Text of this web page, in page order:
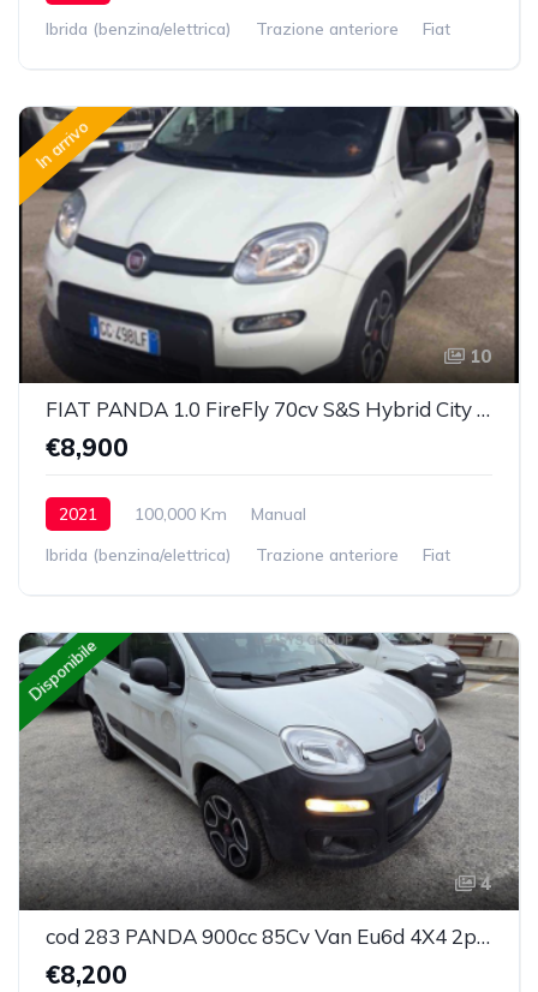
Ibrida (benzina/elettrica)
Trazione anteriore Fiat
In arrivo
10
FIAT PANDA 1.0 FireFly 70cv S&S Hybrid City Life
€8,900
2021 100,000 Km
Manual
Ibrida (benzina/elettrica)
Trazione anteriore Fiat
Disponibile
4
cod 283 PANDA 900cc 85Cv Van Eu6d 4X4 2p.POP
€8,200